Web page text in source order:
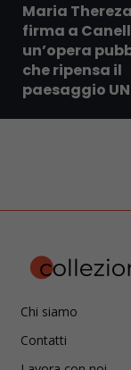
Maria
firma a
un’opera
che ripensa il
paesaggio
Chi siamo
Contatti